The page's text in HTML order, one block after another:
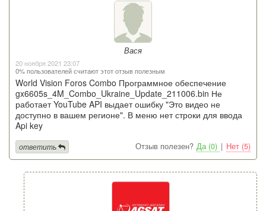
Вася
20 ноября 2021 23:07
0% пользователей считают этот отзыв полезным
World Vision Foros Combo Программное обеспечение
gx6605s_4M_Combo_Ukraine_Update_211006.bin Не
работает YouTube API выдает ошибку "Это видео не
доступно в вашем регионе". В меню нет строки для ввода
Api key
Отзыв полезен? Да (0) | Нет (5)
ответить